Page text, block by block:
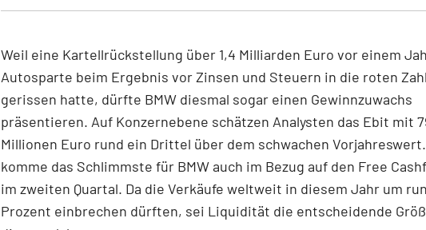
Weil eine Kartellrückstellung über 1,4 Milliarden Euro vor einem
Autosparte beim Ergebnis vor Zinsen und Steuern in die roten
gerissen hatte, dürfte BMW diesmal sogar einen Gewinnzuwachs
präsentieren. Auf Konzernebene schätzen Analysten das Ebit mit
Millionen Euro rund ein Drittel über dem schwachen
komme das Schlimmste für BMW auch im Bezug auf den Free
im zweiten Quartal. Da die Verkäufe weltweit in diesem Jahr um
Prozent einbrechen dürften, sei Liquidität die entscheidende